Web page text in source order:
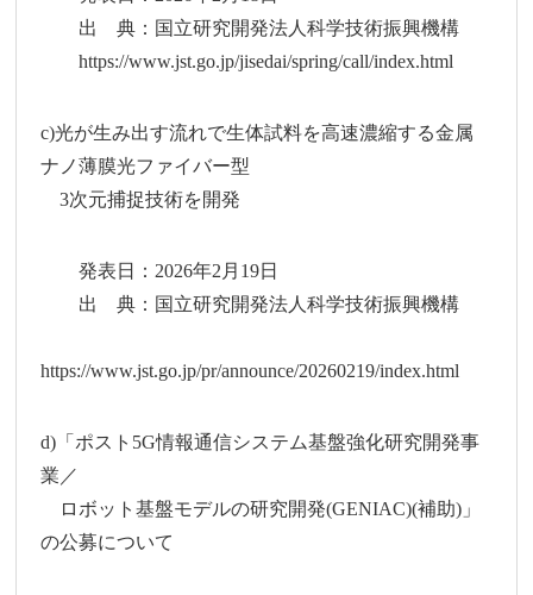
出 典：国立研究開発法人科学技術振興機構
https://www.jst.go.jp/jisedai/spring/call/index.html
c)光が生み出す流れで生体試料を高速濃縮する金属
ナノ薄膜光ファイバー型
3次元捕捉技術を開発
発表日：2026年2月19日
出 典：国立研究開発法人科学技術振興機構
https://www.jst.go.jp/pr/announce/20260219/index.html
d)「ポスト5G情報通信システム基盤強化研究開発事
業／
ロボット基盤モデルの研究開発(GENIAC)(補助)」
の公募について